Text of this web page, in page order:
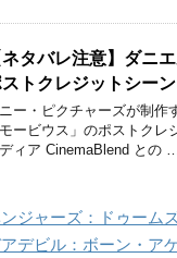
ネタバレ注意】ダニ
ストクレジットシー
ー・ピクチャーズが制作
モービウス」のポストク
ィア CinemaBlend との …
ジャーズ：ドゥーム
アデビル：ボーン・ア